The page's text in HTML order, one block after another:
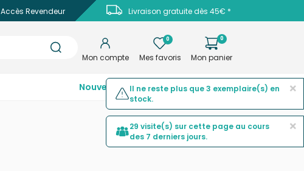
Livraison gratuite dès 45€ *
Accès Revendeur
Mon compte
0
Mes favoris
0
Mon panier
NouveautésTop ventesPromotions ×
Il ne reste plus que 3 exemplaire(s) en
stock.
×
29 visite(s) sur cette page au cours
des 7 derniers jours.